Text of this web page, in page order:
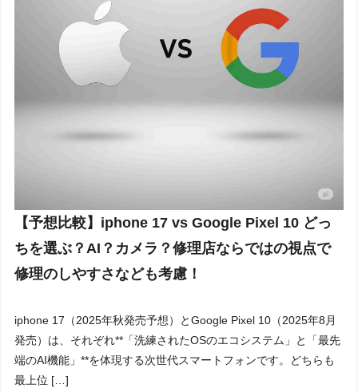
【予想比較】iphone 17 vs Google Pixel 10 どっ
ちを選ぶ？AI？カメラ？修理店ならではの視点で
修理のしやすさなども考慮！
iphone 17（2025年秋発売予想）とGoogle Pixel 10（2025年8月
発売）は、それぞれ**「洗練されたOSのエコシステム」と「最先
端のAI機能」**を体現する次世代スマートフォンです。どちらも
最上位 […]